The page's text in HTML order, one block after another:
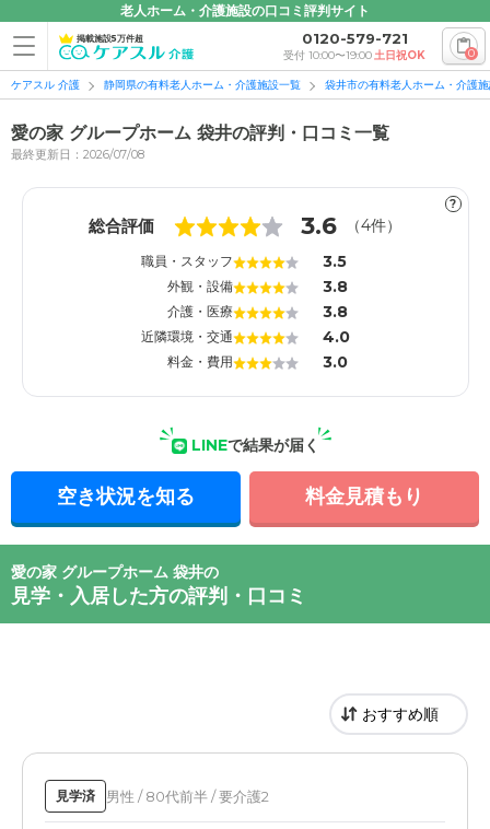
老人ホーム・介護施設の口コミ評判サイト
掲載施設5万件超 0120-579-721
受付 10:00〜19:00土日祝OK 0
ケアスル 介護 静岡県の有料老人ホーム・介護施設一覧 袋井市の有料老人ホーム・介護
愛の家 グループホーム 袋井の評判・口コミ一覧
最終更新日：2026/07/08
?
総合評価 3.6 （4件）
職員・スタッフ 3.5
外観・設備 3.8
介護・医療 3.8
近隣環境・交通 4.0
料金・費用 3.0
LINEで結果が届く
空き状況を知る 料金見積もり
愛の家 グループホーム 袋井の
見学・入居した方の評判・口コミ
見学済 男性 / 80代前半 / 要介護2